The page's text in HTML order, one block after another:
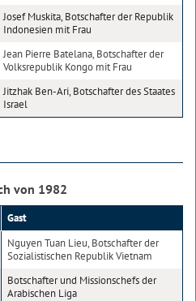
Josef Muskita, Botschafter der Republik
Indonesien mit Frau
Jean Pierre Batelana, Botschafter der
Volksrepublik Kongo mit Frau
Jitzhak Ben-Ari, Botschafter des Staates
Israel
von 1982
Gast
Nguyen Tuan Lieu, Botschafter der
Sozialistischen Republik Vietnam
Botschafter und Missionschefs der
Arabischen Liga